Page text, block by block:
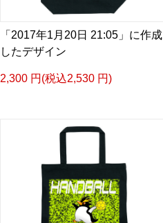
「2017年1月20日 21:05」に作成
したデザイン
2,300 円(税込2,530 円)